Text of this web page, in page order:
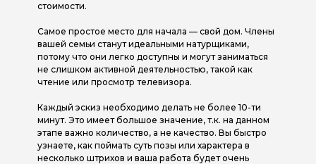
стоимости.
Самое простое место для начала — свой дом. Члены
вашей семьи станут идеальными натурщиками,
потому что они легко доступны и могут заниматься
не слишком активной деятельностью, такой как
чтение или просмотр телевизора.
Каждый эскиз необходимо делать не более 10-ти
минут. Это имеет большое значение, т.к. на данном
этапе важно количество, а не качество. Вы быстро
узнаете, как поймать суть позы или характера в
несколько штрихов и ваша работа будет очень